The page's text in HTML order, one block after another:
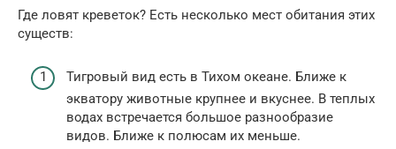
Где ловят креветок? Есть несколько мест обитания этих
существ:
Тигровый вид есть в Тихом океане. Ближе к
экватору животные крупнее и вкуснее. В теплых
водах встречается большое разнообразие
видов. Ближе к полюсам их меньше.